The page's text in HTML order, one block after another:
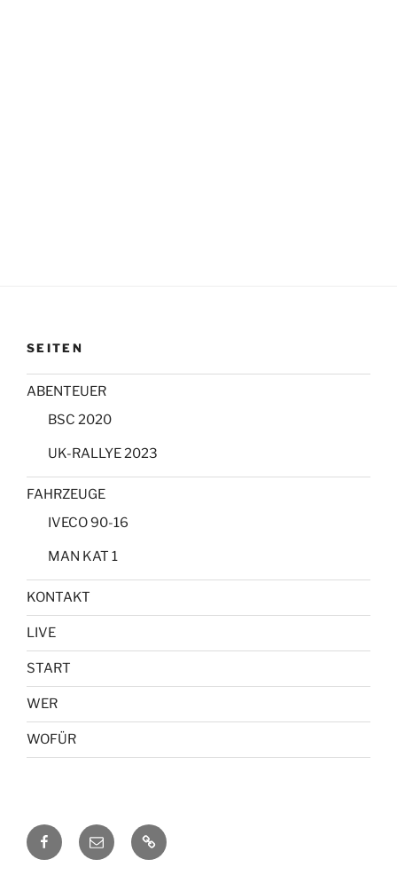
SEITEN
ABENTEUER
BSC 2020
UK-RALLYE 2023
FAHRZEUGE
IVECO 90-16
MAN KAT 1
KONTAKT
LIVE
START
WER
WOFÜR
Facebook
E-
Mail
KONTAKT